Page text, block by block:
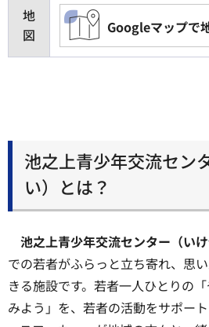
地
図
Googleマップで
池之上青少年交流セン
い）とは？
池之上青少年交流センター（いけ
での若者がふらっと立ち寄れ、思
きる施設です。若者一人ひとりの
みよう」を、若者の活動をサポー